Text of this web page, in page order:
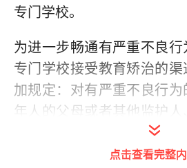
专门学校。
为进一步畅通有严重不良
专门学校接受教育矫治的
加规定：对有严重不良行
年人的父母或者其他监护
教或者管教无效的，可以向
会提出申请，经评估决定后
点击查看完整